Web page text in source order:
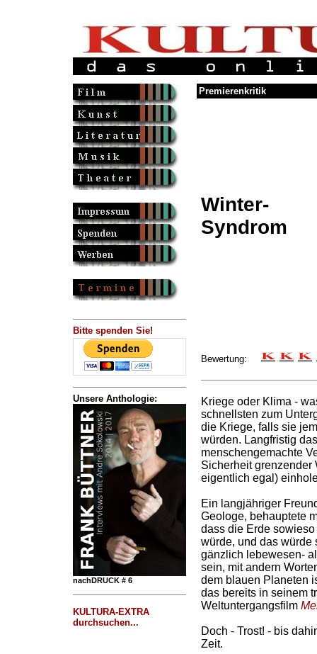
Bitte spenden Sie!
Unsere Anthologie:
nachDRUCK # 6
KULTURA-EXTRA
durchsuchen...
Premierenkritik
Winter-
Syndrom
Bewertung:
Kriege oder Klima -
schnellsten zum
die Kriege, falls sie
würden. Langfristig
menschengemachte
Sicherheit grenzender
eigentlich egal)
Ein langjähriger
Geologe, behauptete
dass die Erde
würde, und das würde
gänzlich lebewesen-
sein, mit andern
dem blauen Planeten
das bereits in seinem
Weltuntergangsfilm
Doch - Trost! - bis
Zeit.